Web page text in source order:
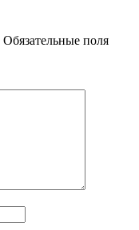
Обязательные поля